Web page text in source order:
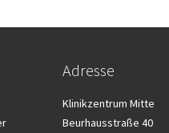
Adresse
Klinikzentrum Mitte
Beurhausstraße 40